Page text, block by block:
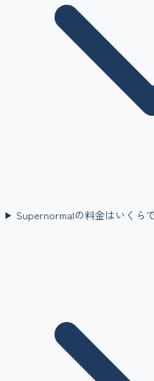
Supernormalの料金はいくら